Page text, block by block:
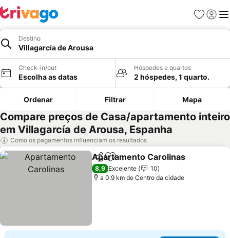
Favoritos
Iniciar
Destino
Villagarcía de Arousa
Check-in/out
Escolha as datas
Hóspedes e quartos
2 hóspedes, 1 quarto.
Ordenar Filtrar Mapa
Compare preços de Casa/apartamento inteiro
em Villagarcía de Arousa, Espanha
Como os pagamentos influenciam os resultados
PartilharAdicionar aos favoritos
Apartamento Carolinas
8,9 Excelente
10
a 0.9 km de Centro da cidade